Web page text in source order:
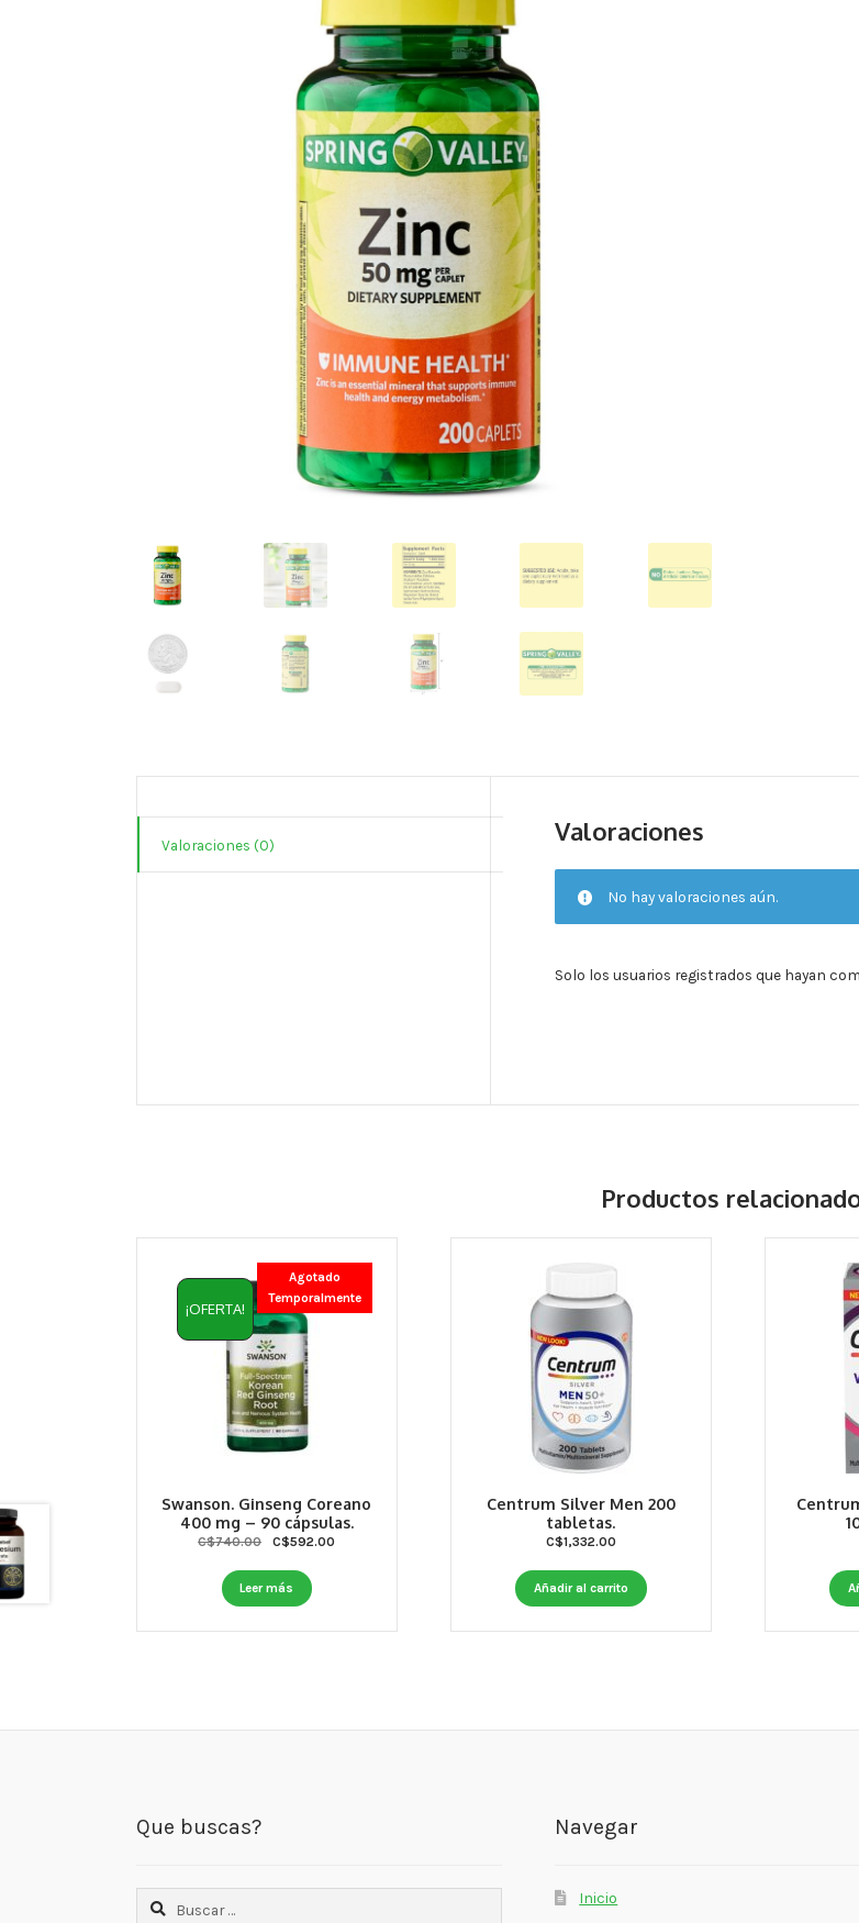
Valoraciones (0) Valoraciones
No hay valoraciones aún.
Solo los usuarios registrados que hayan
Productos
Swanson. Ginseng Coreano
400 mg – 90 cápsulas.
¡OFERTA!
Agotado
Temporalmente
C$740.00
Original
was:
C$740.00.
C$592.00
Leer más
Centrum Silver Men 200
tabletas.
C$1,332.00
Añadir al carrito
Que buscas?
Buscar:
Navegar
Inicio